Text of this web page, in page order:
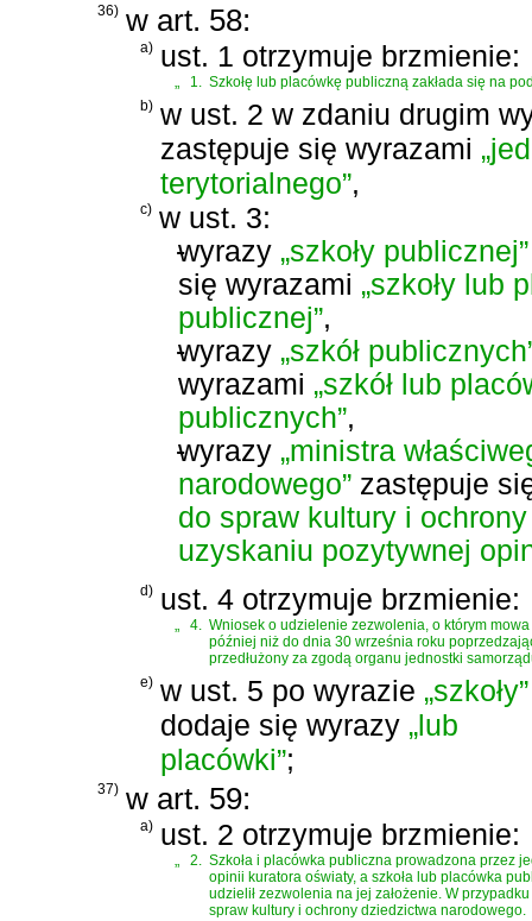
36) w art. 58:
a) ust. 1 otrzymuje brzmienie:
1.
Szkołę lub placówkę publiczną zakłada się na
b) w ust. 2 w zdaniu drugim
zastępuje się wyrazami
terytorialnego”,
c) w ust. 3:
-
wyrazy „szkoły publicznej”
się wyrazami „szkoły lub
publicznej”,
-
wyrazy „szkół
wyrazami „szkół lub
publicznych”,
-
wyrazy „ministra
narodowego” zastępuje
do spraw kultury i
uzyskaniu pozytywnej
d) ust. 4 otrzymuje brzmienie:
4.
Wniosek o udzielenie zezwolenia, o którym
później niż do dnia 30 września roku
przedłużony za zgodą organu jednostki
e) w ust. 5 po wyrazie „szkoły”
dodaje się wyrazy „lub
placówki”;
37) w art. 59:
a) ust. 2 otrzymuje brzmienie:
„ 2. Szkoła i placówka publiczna prowadzona przez
opinii kuratora oświaty, a szkoła lub placówka
udzielił zezwolenia na jej założenie. W
spraw kultury i ochrony dziedzictwa narodowego.